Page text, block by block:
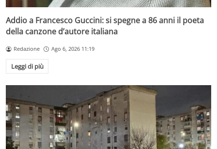
Addio a Francesco Guccini: si spegne a 86 anni il poeta
della canzone d’autore italiana
Redazione Ago 6, 2026 11:19
Leggi di più